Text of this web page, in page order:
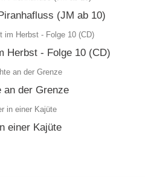
(JM ab 10)
Herbst - Folge 10 (CD)
an der Grenze
einer Kajüte